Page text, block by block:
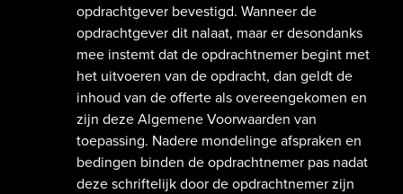
opdrachtgever bevestigd. Wanneer de
opdrachtgever dit nalaat, maar er desondanks
mee instemt dat de opdrachtnemer begint met
het uitvoeren van de opdracht, dan geldt de
inhoud van de offerte als overeengekomen en
zijn deze Algemene Voorwaarden van
toepassing. Nadere mondelinge afspraken en
bedingen binden de opdrachtnemer pas nadat
deze schriftelijk door de opdrachtnemer zijn